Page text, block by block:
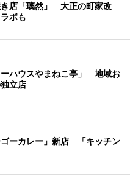
店「璃然」 大正の町家改
ボも
ハウスやまねこ亭」 地域お
立店
ーカレー」新店 「キッチン